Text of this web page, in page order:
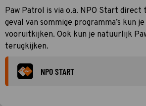
Paw Patrol is via o.a. NPO Start direct
geval van sommige programma’s kun
vooruitkijken. Ook kun je natuurlijk
terugkijken.
NPO START